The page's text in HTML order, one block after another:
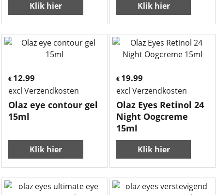
Klik hier Klik hier
€ 12.99
excl Verzendkosten
Olaz eye contour gel
15ml
Klik hier
€ 19.99
excl Verzendkosten
Olaz Eyes Retinol 24
Night Oogcreme
15ml
Klik hier